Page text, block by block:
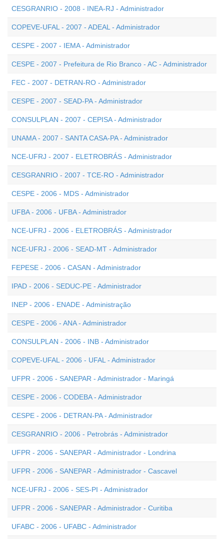
CESGRANRIO - 2008 - INEA-RJ - Administrador
COPEVE-UFAL - 2007 - ADEAL - Administrador
CESPE - 2007 - IEMA - Administrador
CESPE - 2007 - Prefeitura de Rio Branco - AC - Administrador
FEC - 2007 - DETRAN-RO - Administrador
CESPE - 2007 - SEAD-PA - Administrador
CONSULPLAN - 2007 - CEPISA - Administrador
UNAMA - 2007 - SANTA CASA-PA - Administrador
NCE-UFRJ - 2007 - ELETROBRÁS - Administrador
CESGRANRIO - 2007 - TCE-RO - Administrador
CESPE - 2006 - MDS - Administrador
UFBA - 2006 - UFBA - Administrador
NCE-UFRJ - 2006 - ELETROBRÁS - Administrador
NCE-UFRJ - 2006 - SEAD-MT - Administrador
FEPESE - 2006 - CASAN - Administrador
IPAD - 2006 - SEDUC-PE - Administrador
INEP - 2006 - ENADE - Administração
CESPE - 2006 - ANA - Administrador
CONSULPLAN - 2006 - INB - Administrador
COPEVE-UFAL - 2006 - UFAL - Administrador
UFPR - 2006 - SANEPAR - Administrador - Maringá
CESPE - 2006 - CODEBA - Administrador
CESPE - 2006 - DETRAN-PA - Administrador
CESGRANRIO - 2006 - Petrobrás - Administrador
UFPR - 2006 - SANEPAR - Administrador - Londrina
UFPR - 2006 - SANEPAR - Administrador - Cascavel
NCE-UFRJ - 2006 - SES-PI - Administrador
UFPR - 2006 - SANEPAR - Administrador - Curitiba
UFABC - 2006 - UFABC - Administrador